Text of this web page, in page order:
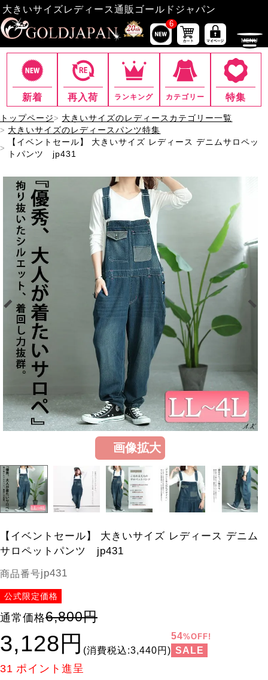
大きいサイズレディース通販ゴールドジャパン
6
新着 再入荷 ランキング カテゴリー 特集
トップページ
大きいサイズのレディースカテゴリー一覧
大きいサイズのレディースパンツ特集
【イベントセール】 大きいサイズ レディース デニムサロペッ
トパンツ jp431
【イベントセール】 大きいサイズ レディース デニム
サロペットパンツ jp431
商品番号jp431
公式限定価格
通常価格6,800円
3,128円 (消費税込:3,440円)
54%OFF!
SALE
31 ポイント進呈
画像拡大